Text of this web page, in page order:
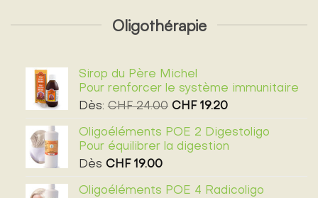
Oligothérapie
Sirop du Père Michel
Pour renforcer le système immunitaire
Dès: CHF24.00 CHF19.20
Oligoéléments POE 2 Digestoligo
Pour équilibrer la digestion
Dès CHF19.00
Oligoéléments POE 4 Radicoligo